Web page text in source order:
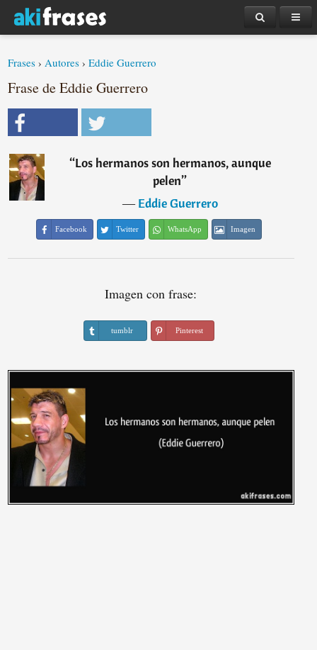
Frases ›Autores ›Eddie Guerrero
Frase de Eddie Guerrero
“Los hermanos son hermanos, aunque
pelen”
―Eddie Guerrero
Facebook Twitter WhatsApp Imagen
Imagen con frase:
tumblr Pinterest